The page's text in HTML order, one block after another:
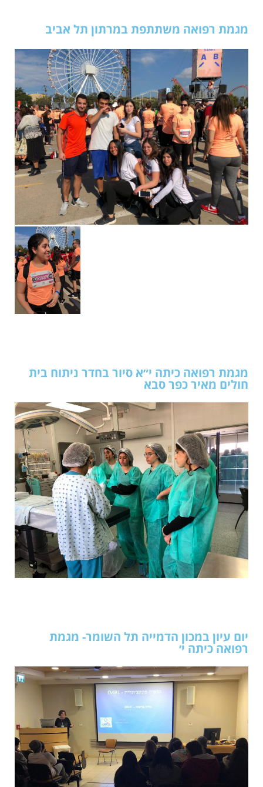
מגמת רפואה משתתפת במרתון תל אביב
מגמת רפואה כיתה י״א סיור בחדר ניתוח בית
חולים מאיר כפר סבא
יום עיון במכון הדמייה תל השומר- מגמת
רפואה כיתה י׳